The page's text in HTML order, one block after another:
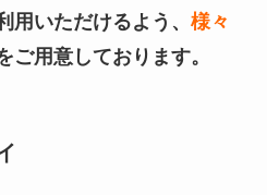
用いただけるよう、 様々
ご用意しております。